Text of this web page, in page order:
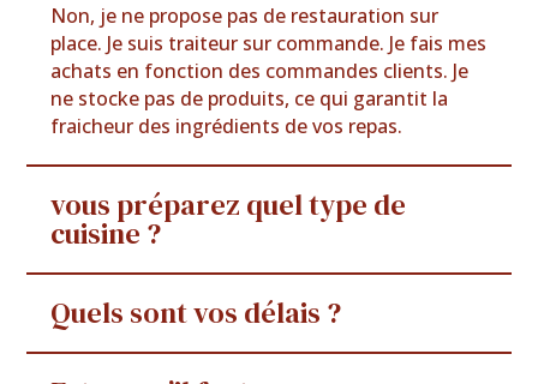
Non, je ne propose pas de restauration sur
place. Je suis traiteur sur commande. Je fais mes
achats en fonction des commandes clients. Je
ne stocke pas de produits, ce qui garantit la
fraicheur des ingrédients de vos repas.
vous préparez quel type de
cuisine ?
Quels sont vos délais ?